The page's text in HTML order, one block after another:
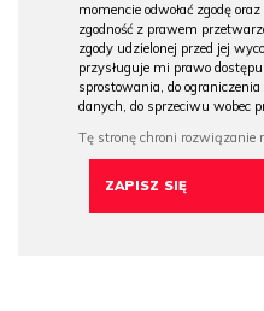
momencie odwołać zgodę
zgodność z prawem
zgody udzielonej przed jej
przysługuje mi prawo
sprostowania, do
danych, do sprzeciwu wobec